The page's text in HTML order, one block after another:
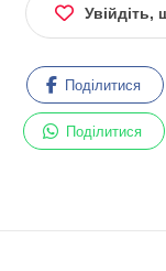
Увійдіть,
Поділитися
Поділитися